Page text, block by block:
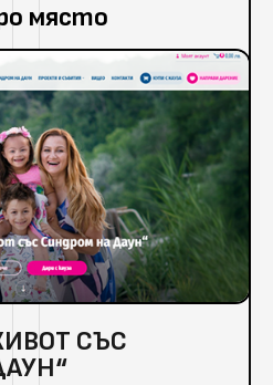
място
СЪС